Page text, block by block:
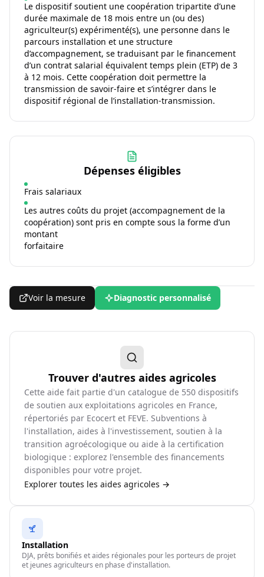
Le dispositif soutient une coopération tripartite d’une
durée maximale de 18 mois entre un (ou des)
agriculteur(s) expérimenté(s), une personne dans le
parcours installation et une structure
d’accompagnement, se traduisant par le financement
d’un contrat salarial équivalent temps plein (ETP) de 3
à 12 mois. Cette coopération doit permettre la
transmission de savoir-faire et s’intégrer dans le
dispositif régional de l’installation-transmission.
Dépenses éligibles
Frais salariaux
Les autres coûts du projet (accompagnement de la
coopération) sont pris en compte sous la forme d’un
montant
forfaitaire
Voir la mesure Diagnostic personnalisé
Trouver d'autres aides agricoles
Cette aide fait partie d'un catalogue de 550 dispositifs
de soutien aux exploitations agricoles en France,
répertoriés par Ecocert et FEVE. Subventions à
l'installation, aides à l'investissement, soutien à la
transition agroécologique ou aide à la certification
biologique : explorez l'ensemble des financements
disponibles pour votre projet.
Explorer toutes les aides agricoles →
Installation
DJA, prêts bonifiés et aides régionales pour les porteurs de projet
et jeunes agriculteurs en phase d'installation.